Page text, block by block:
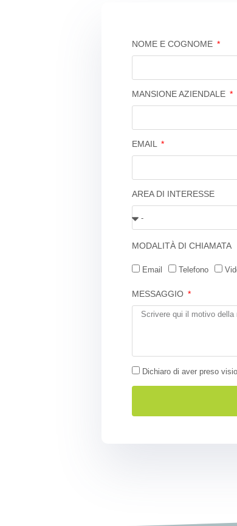
NOME E COGNOME
MANSIONE AZIENDALE
EMAIL
AREA DI INTERESSE
MODALITÀ DI CHIAMATA
Email Telefono
MESSAGGIO
Dichiaro di aver preso